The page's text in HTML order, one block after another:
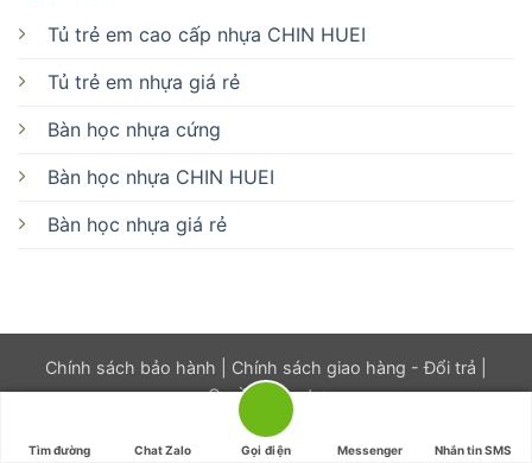
Tủ trẻ em cao cấp nhựa CHIN HUEI
Tủ trẻ em nhựa giá rẻ
Bàn học nhựa cứng
Bàn học nhựa CHIN HUEI
Bàn học nhựa giá rẻ
Chính sách bảo hành Chính sách giao hàng - Đổi trả
Quyền riêng tư
@2017-2026 Tủ Nhựa Miền Nam
Tìm đường Chat Zalo Gọi điện Messenger Nhắn tin SMS